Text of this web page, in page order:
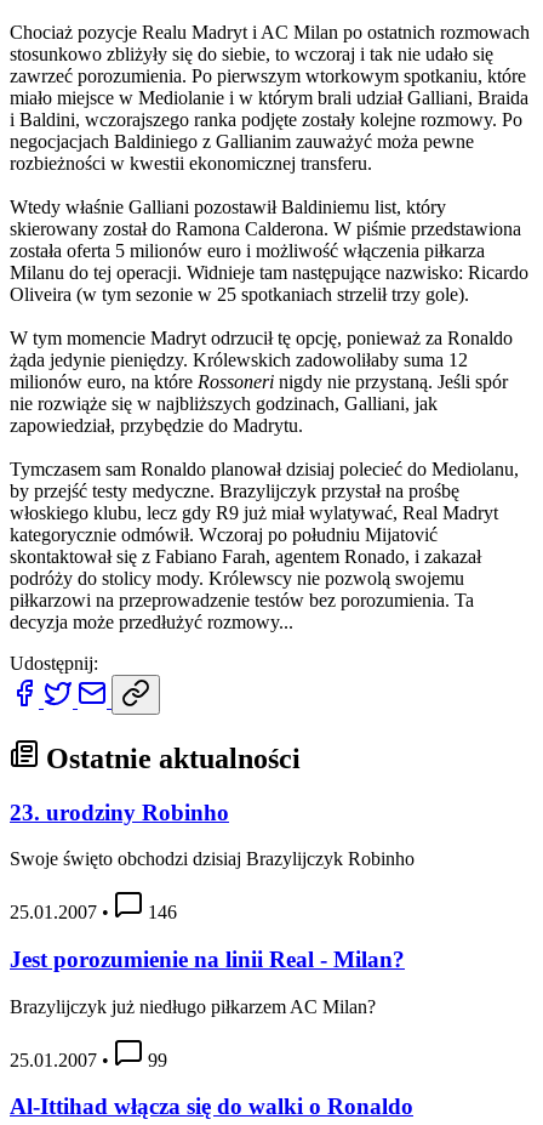
Chociaż pozycje Realu Madryt i AC Milan po ostatnich rozmowach
stosunkowo zbliżyły się do siebie, to wczoraj i tak nie udało się
zawrzeć porozumienia. Po pierwszym wtorkowym spotkaniu, które
miało miejsce w Mediolanie i w którym brali udział Galliani, Braida
i Baldini, wczorajszego ranka podjęte zostały kolejne rozmowy. Po
negocjacjach Baldiniego z Gallianim zauważyć moża pewne
rozbieżności w kwestii ekonomicznej transferu.
Wtedy właśnie Galliani pozostawił Baldiniemu list, który
skierowany został do Ramona Calderona. W piśmie przedstawiona
została oferta 5 milionów euro i możliwość włączenia piłkarza
Milanu do tej operacji. Widnieje tam następujące nazwisko: Ricardo
Oliveira (w tym sezonie w 25 spotkaniach strzelił trzy gole).
W tym momencie Madryt odrzucił tę opcję, ponieważ za Ronaldo
żąda jedynie pieniędzy. Królewskich zadowoliłaby suma 12
milionów euro, na które Rossoneri nigdy nie przystaną. Jeśli spór
nie rozwiąże się w najbliższych godzinach, Galliani, jak
zapowiedział, przybędzie do Madrytu.
Tymczasem sam Ronaldo planował dzisiaj polecieć do Mediolanu,
by przejść testy medyczne. Brazylijczyk przystał na prośbę
włoskiego klubu, lecz gdy R9 już miał wylatywać, Real Madryt
kategorycznie odmówił. Wczoraj po południu Mijatović
skontaktował się z Fabiano Farah, agentem Ronado, i zakazał
podróży do stolicy mody. Królewscy nie pozwolą swojemu
piłkarzowi na przeprowadzenie testów bez porozumienia. Ta
decyzja może przedłużyć rozmowy...
Udostępnij:
Ostatnie aktualności
23. urodziny Robinho
Swoje święto obchodzi dzisiaj Brazylijczyk Robinho
25.01.2007 • 146
Jest porozumienie na linii Real - Milan?
Brazylijczyk już niedługo piłkarzem AC Milan?
25.01.2007 • 99
Al-Ittihad włącza się do walki o Ronaldo